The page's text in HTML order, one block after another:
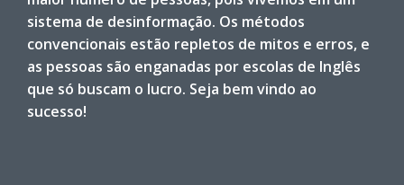
sistema de desinformação. Os métodos
convencionais estão repletos de mitos e erros, e
as pessoas são enganadas por escolas de Inglês
que só buscam o lucro. Seja bem vindo ao
sucesso!